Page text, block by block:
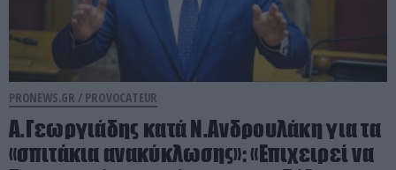
PRONEWS.GR / PROVOCATEUR
Α.Γεωργιάδης κατά Ν.Ανδρουλάκη για τα
«σπιτάκια ανακύκλωσης»: «Επιχειρεί να